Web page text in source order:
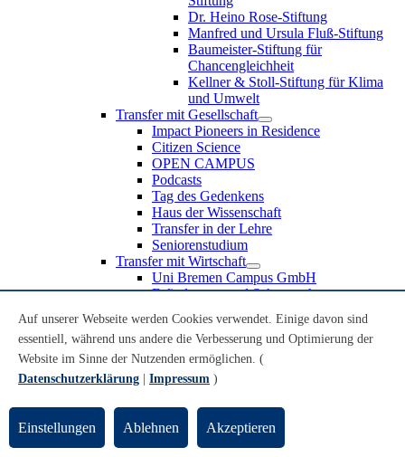
Dr. Heino Rose-Stiftung
Manfred und Ursula Fluß-Stiftung
Baumeister-Stiftung für
Chancengleichheit
Kellner & Stoll-Stiftung für Klima
und Umwelt
Transfer mit Gesellschaft
Impact Pioneers in Residence
Citizen Science
OPEN CAMPUS
Podcasts
Tag des Gedenkens
Haus der Wissenschaft
Transfer in der Lehre
Seniorenstudium
Transfer mit Wirtschaft
Uni Bremen Campus GmbH
Erfindungen und Schutzrechte
Recruiting an der Universität Bremen
Weiterbildung an der Universität Bremen
Transfer mit Schule
Schülerinnen und Schüler
Schulklassen
Lehrkräfte
Gründungsunterstützung
Auf unserer Webseite werden Cookies verwendet. Einige davon sind
essentiell, während uns andere die Verbesserung und Optimierung der
Website im Sinne der Nutzenden ermöglichen. (
Datenschutzerklärung
Impressum )
Einstellungen Ablehnen Akzeptieren